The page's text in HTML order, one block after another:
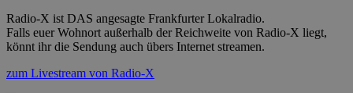
Radio-X ist DAS angesagte Frankfurter Lokalradio.
Falls euer Wohnort außerhalb der Reichweite von Radio-X liegt,
könnt ihr die Sendung auch übers Internet streamen.
zum Livestream von Radio-X